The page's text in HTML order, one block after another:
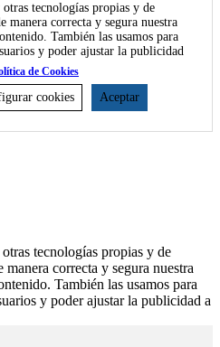
tecnologías propias y de
manera correcta y segura nuestra
También las usamos para
y poder ajustar la publicidad
de Cookies
cookies Aceptar
tecnologías propias y de
correcta y segura nuestra
También las usamos para
y poder ajustar la publicidad a